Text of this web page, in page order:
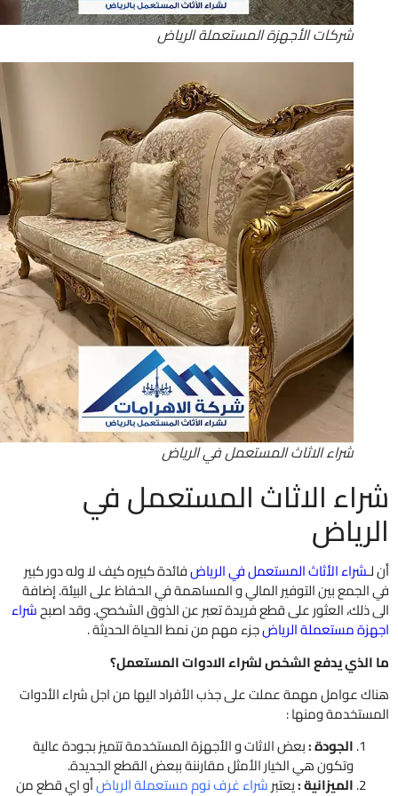
شركات الأجهزة المستعملة الرياض
شراء الاثاث المستعمل في الرياض
الاثاث المستعمل في
شراء الأثاث المستعمل في الرياضفائدة كبيره كيف لا وله دور كبير
بين التوفير المالي و المساهمة في الحفاظ على البيئة. إضافة
ذلك، العثور على قطع فريدة تعبر عن الذوق الشخصي. وقد اصبحشراء
مستعملة الرياضجزء مهم من نمط الحياة الحديثة .
يدفع الشخص لشراء الادوات المستعمل؟
عوامل مهمة عملت على جذب الأفراد اليها من اجل شراء الأدوات
ومنها :
الجودة :بعض الاثات و الأجهزة المستخدمة تتميز بجودة عالية
وتكون هي الخيار الأمثل مقارننة ببعض القطع الجديدة.
الميزانية :يعتبرشراء غرف نوم مستعملة الرياضأو اي قطع من